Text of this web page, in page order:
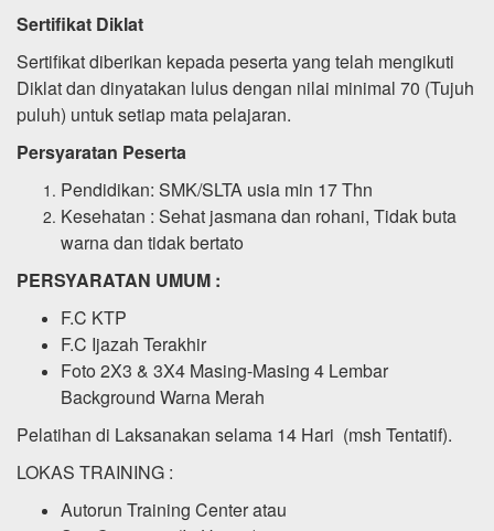
Sertifikat Diklat
Sertifikat diberikan kepada peserta yang telah mengikuti
Diklat dan dinyatakan lulus dengan nilai minimal 70 (Tujuh
puluh) untuk setiap mata pelajaran.
Persyaratan Peserta
Pendidikan: SMK/SLTA usia min 17 Thn
Kesehatan : Sehat jasmana dan rohani, Tidak buta
warna dan tidak bertato
PERSYARATAN UMUM :
F.C KTP
F.C Ijazah Terakhir
Foto 2X3 & 3X4 Masing-Masing 4 Lembar
Background Warna Merah
Pelatihan di Laksanakan selama 14 Hari (msh Tentatif).
LOKAS TRAINING :
Autorun Training Center atau